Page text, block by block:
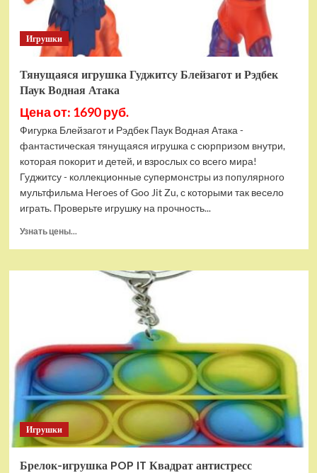
Игрушки
Тянущаяся игрушка Гуджитсу Блейзагот и Рэдбек
Паук Водная Атака
Цена от: 1690 руб.
Фигурка Блейзагот и Рэдбек Паук Водная Атака -
фантастическая тянущаяся игрушка с сюрпризом внутри,
которая покорит и детей, и взрослых со всего мира!
Гуджитсу - коллекционные супермонстры из популярного
мультфильма Heroes of Goo Jit Zu, с которыми так весело
играть. Проверьте игрушку на прочность...
Узнать цены...
Тянущаяся
Паук
Водная
Игрушки
Брелок-игрушка POP IT Квадрат антистресс